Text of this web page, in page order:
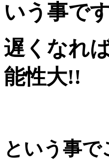
いう事です
遅く なれ
能性大!!
という事